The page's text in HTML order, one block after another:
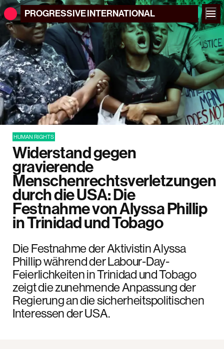
PROGRESSIVEINTERNATIONAL
HUMAN RIGHTS
Widerstand gegen
gravierende
Menschenrechtsverletzungen
durch die USA: Die
Festnahme von Alyssa Phillip
in Trinidad und Tobago
Die Festnahme der Aktivistin Alyssa
Phillip während der Labour-Day-
Feierlichkeiten in Trinidad und Tobago
zeigt die zunehmende Anpassung der
Regierung an die sicherheitspolitischen
Interessen der USA.